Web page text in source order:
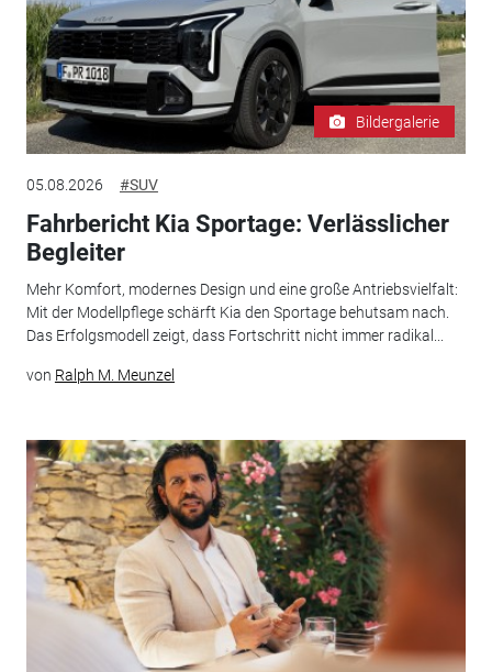
Bildergalerie
05.08.2026 #SUV
Fahrbericht Kia Sportage: Verlässlicher
Begleiter
Mehr Komfort, modernes Design und eine große Antriebsvielfalt:
Mit der Modellpflege schärft Kia den Sportage behutsam nach.
Das Erfolgsmodell zeigt, dass Fortschritt nicht immer radikal...
von Ralph M. Meunzel